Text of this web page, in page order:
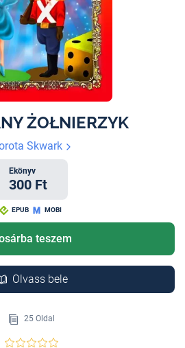
ŻOŁNIERZYK
Skwark
Ekönyv
300 Ft
EPUB MOBI
teszem
Olvass bele
25 Oldal